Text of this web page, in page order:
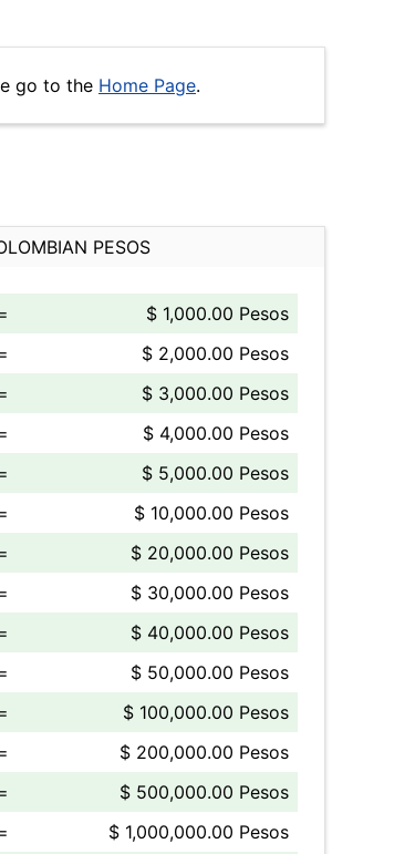
go to the Home Page.
PESOS
$ 1,000.00 Pesos
$ 2,000.00 Pesos
$ 3,000.00 Pesos
$ 4,000.00 Pesos
$ 5,000.00 Pesos
$ 10,000.00 Pesos
$ 20,000.00 Pesos
$ 30,000.00 Pesos
$ 40,000.00 Pesos
$ 50,000.00 Pesos
$ 100,000.00 Pesos
$ 200,000.00 Pesos
$ 500,000.00 Pesos
$ 1,000,000.00 Pesos